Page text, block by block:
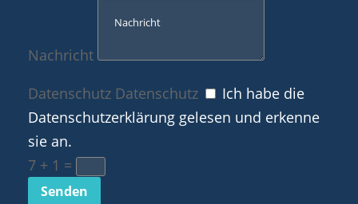
Nachricht
Datenschutz Datenschutz
Ich habe die
Datenschutzerklärung gelesen und erkenne
sie an.
7 + 1 =
Senden